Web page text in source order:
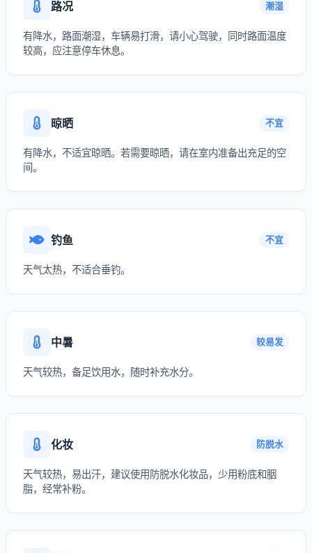
路况 潮湿
有降水，路面潮湿，车辆易打滑，请小心驾驶，同时路面温度
较高，应注意停车休息。
晾晒 不宜
有降水，不适宜晾晒。若需要晾晒，请在室内准备出充足的空
间。
钓鱼 不宜
天气太热，不适合垂钓。
中暑 较易发
天气较热，备足饮用水，随时补充水分。
化妆 防脱水
天气较热，易出汗，建议使用防脱水化妆品，少用粉底和胭
脂，经常补粉。